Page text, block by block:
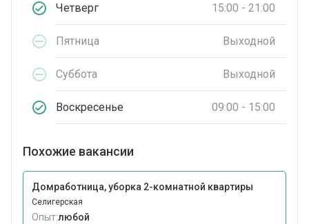
Четверг 15:00 - 21:00
Пятница Выходной
Суббота Выходной
Воскресенье 09:00 - 15:00
Похожие вакансии
Домработница, уборка 2-комнатной квартиры
Селигерская
Опыт:любой